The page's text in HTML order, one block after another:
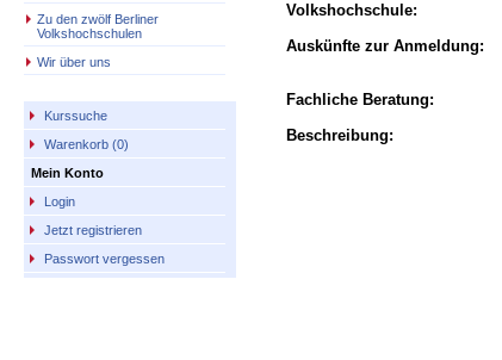
Zu den zwölf Berliner
Volkshochschulen
Wir über uns
Kurssuche
Warenkorb (0)
Mein Konto
Login
Jetzt registrieren
Passwort vergessen
Volkshochschule:
Auskünfte zur Anmeldung:
Fachliche Beratung:
Beschreibung: